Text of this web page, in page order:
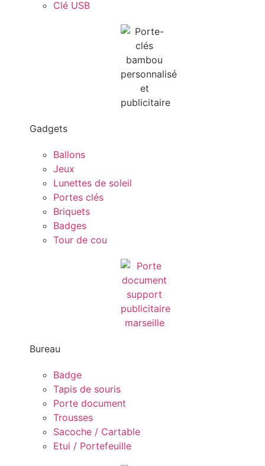
Clé USB
Gadgets
Ballons
Jeux
Lunettes de soleil
Portes clés
Briquets
Badges
Tour de cou
Bureau
Badge
Tapis de souris
Porte document
Trousses
Sacoche / Cartable
Etui / Portefeuille